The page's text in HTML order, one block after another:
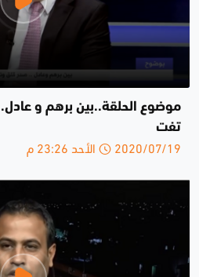
موضوع الحلقة..بين برهم و
تفت
2020/07/19 الأحد 23:26 م